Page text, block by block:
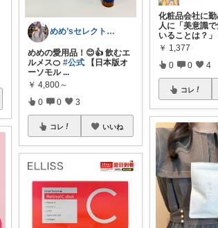
めめ’sセレクト🇰🇷韓国通のおすすめ
めめの愛用品！😊👍 飲むエ
ルメス🍊#公式 【日本版オ
ーソモル ...
￥ 4,800～
0 0 3
コレ いいね
化粧品会社に
人に「美意識
いることは？」
￥ 1,377
0 0 4
コレ